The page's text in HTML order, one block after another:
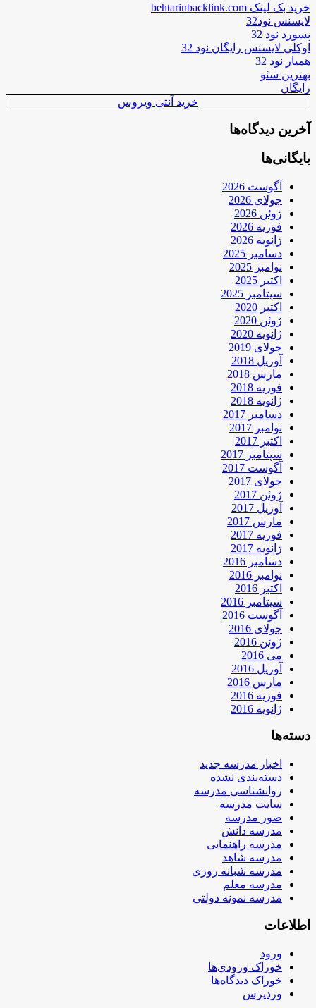
خرید بک لینک behtarinbacklink.com
لایسنس نود32
پسورد نود 32
اوکلی لایسنس رایگان نود 32
همیار نود 32
بهترین سئو
رایگان
خرید آنتی ویروس
آخرین دیدگاه‌ها
بایگانی‌ها
آگوست 2026
جولای 2026
ژوئن 2026
فوریه 2026
ژانویه 2026
دسامبر 2025
نوامبر 2025
اکتبر 2025
سپتامبر 2025
اکتبر 2020
ژوئن 2020
ژانویه 2020
جولای 2019
آوریل 2018
مارس 2018
فوریه 2018
ژانویه 2018
دسامبر 2017
نوامبر 2017
اکتبر 2017
سپتامبر 2017
آگوست 2017
جولای 2017
ژوئن 2017
آوریل 2017
مارس 2017
فوریه 2017
ژانویه 2017
دسامبر 2016
نوامبر 2016
اکتبر 2016
سپتامبر 2016
آگوست 2016
جولای 2016
ژوئن 2016
می 2016
آوریل 2016
مارس 2016
فوریه 2016
ژانویه 2016
دسته‌ها
اخبار مدرسه جدید
دسته‌بندی نشده
روانشناسی مدرسه
سایت مدرسه
صور مدرسه
مدرسه دانش
مدرسه راهنمایی
مدرسه شاهد
مدرسه شبانه روزی
مدرسه معلم
مدرسه نمونه دولتی
اطلاعات
ورود
خوراک ورودی‌ها
خوراک دیدگاه‌ها
وردپرس